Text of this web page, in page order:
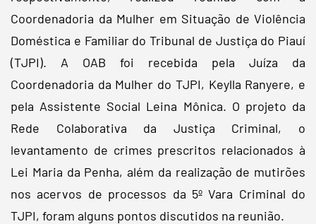
Coordenadoria da Mulher em Situação de Violência
Doméstica e Familiar do Tribunal de Justiça do Piauí
(TJPI). A OAB foi recebida pela Juíza da
Coordenadoria da Mulher do TJPI, Keylla Ranyere, e
pela Assistente Social Leina Mônica. O projeto da
Rede Colaborativa da Justiça Criminal, o
levantamento de crimes prescritos relacionados à
Lei Maria da Penha, além da realização de mutirões
nos acervos de processos da 5º Vara Criminal do
TJPI, foram alguns pontos discutidos na reunião.